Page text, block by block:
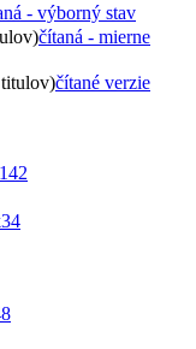
- výborný stav
čítaná - mierne
čítané verzie
142
34